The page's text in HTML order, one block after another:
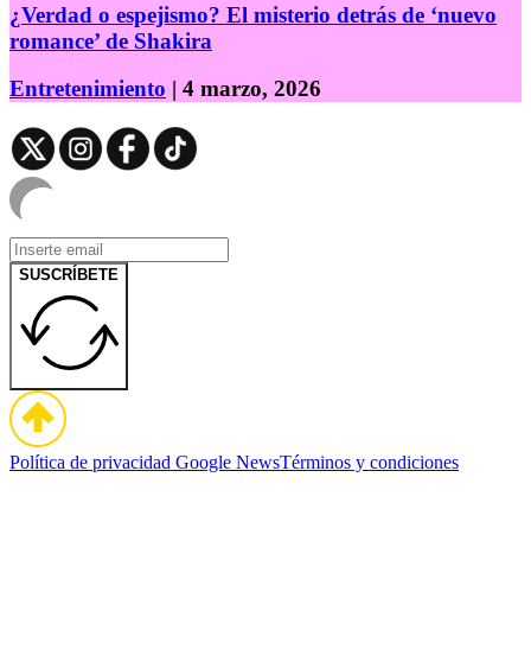
¿Verdad o espejismo? El misterio detrás de ‘nuevo
romance’ de Shakira
Entretenimiento | 4 marzo, 2026
SUSCRÍBETE
Política de privacidad Google NewsTérminos y condiciones